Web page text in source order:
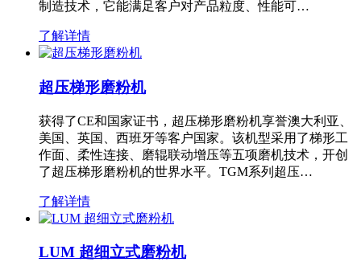
制造技术，它能满足客户对产品粒度、性能可…
了解详情
超压梯形磨粉机
获得了CE和国家证书，超压梯形磨粉机享誉澳大利亚、
美国、英国、西班牙等客户国家。该机型采用了梯形工
作面、柔性连接、磨辊联动增压等五项磨机技术，开创
了超压梯形磨粉机的世界水平。TGM系列超压…
了解详情
LUM 超细立式磨粉机